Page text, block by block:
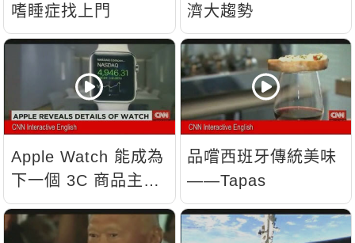
嗜睡症找上門
濟大趨勢
Apple Watch 能成為
下一個 3C 商品主
流？
品嚐西班牙傳統美味
——Tapas